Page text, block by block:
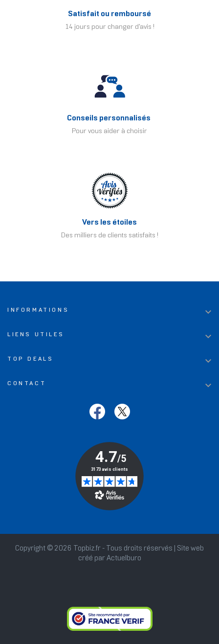
Satisfait ou remboursé
14 jours pour changer d'avis !
Conseils personnalisés
Pour vous aider à choisir
Vers les étoiles
Des milliers de clients satisfaits !
INFORMATIONS 
LIENS UTILES 
TOP DEALS 
CONTACT 
Copyright © 2026 Topbiz.fr - Tous droits réservés | Site web
créé par Actuelburo